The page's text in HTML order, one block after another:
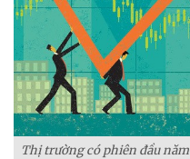
Thị trường có phiên đầu